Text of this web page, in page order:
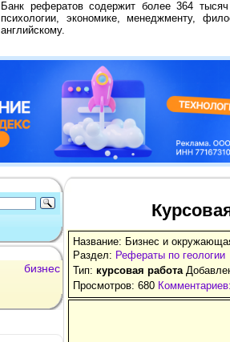
Банк рефератов содержит более 364
психологии, экономике, менеджменту,
английскому.
бизнес
Название: Бизнес и
Раздел: Рефераты по геологии
Тип: курсовая работа
Просмотров: 680